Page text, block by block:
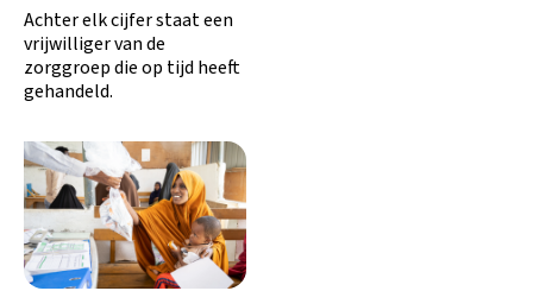
Achter elk cijfer staat een
vrijwilliger van de
zorggroep die op tijd heeft
gehandeld.